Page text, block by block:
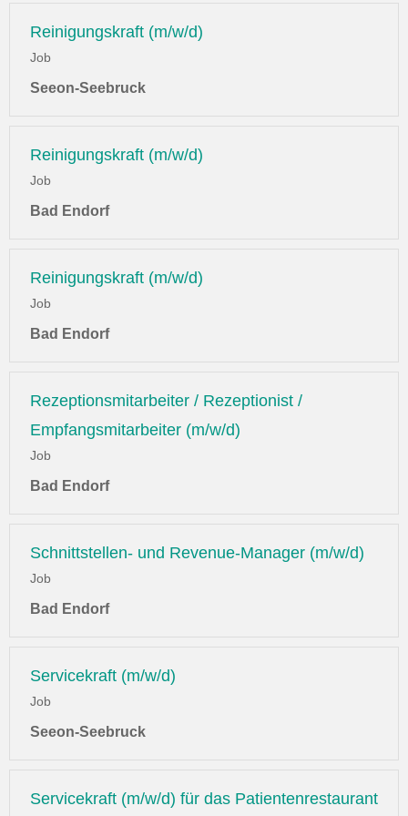
Reinigungskraft (m/w/d)
Job
Seeon-Seebruck
Reinigungskraft (m/w/d)
Job
Bad Endorf
Reinigungskraft (m/w/d)
Job
Bad Endorf
Rezeptionsmitarbeiter / Rezeptionist /
Empfangsmitarbeiter (m/w/d)
Job
Bad Endorf
Schnittstellen- und Revenue-Manager (m/w/d)
Job
Bad Endorf
Servicekraft (m/w/d)
Job
Seeon-Seebruck
Servicekraft (m/w/d) für das Patientenrestaurant